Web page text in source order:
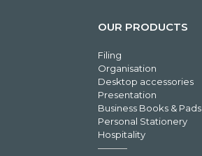
OUR PRODUCTS
Filing
Organisation
Desktop accessories
Presentation
Business Books & Pads
Personal Stationery
Hospitality